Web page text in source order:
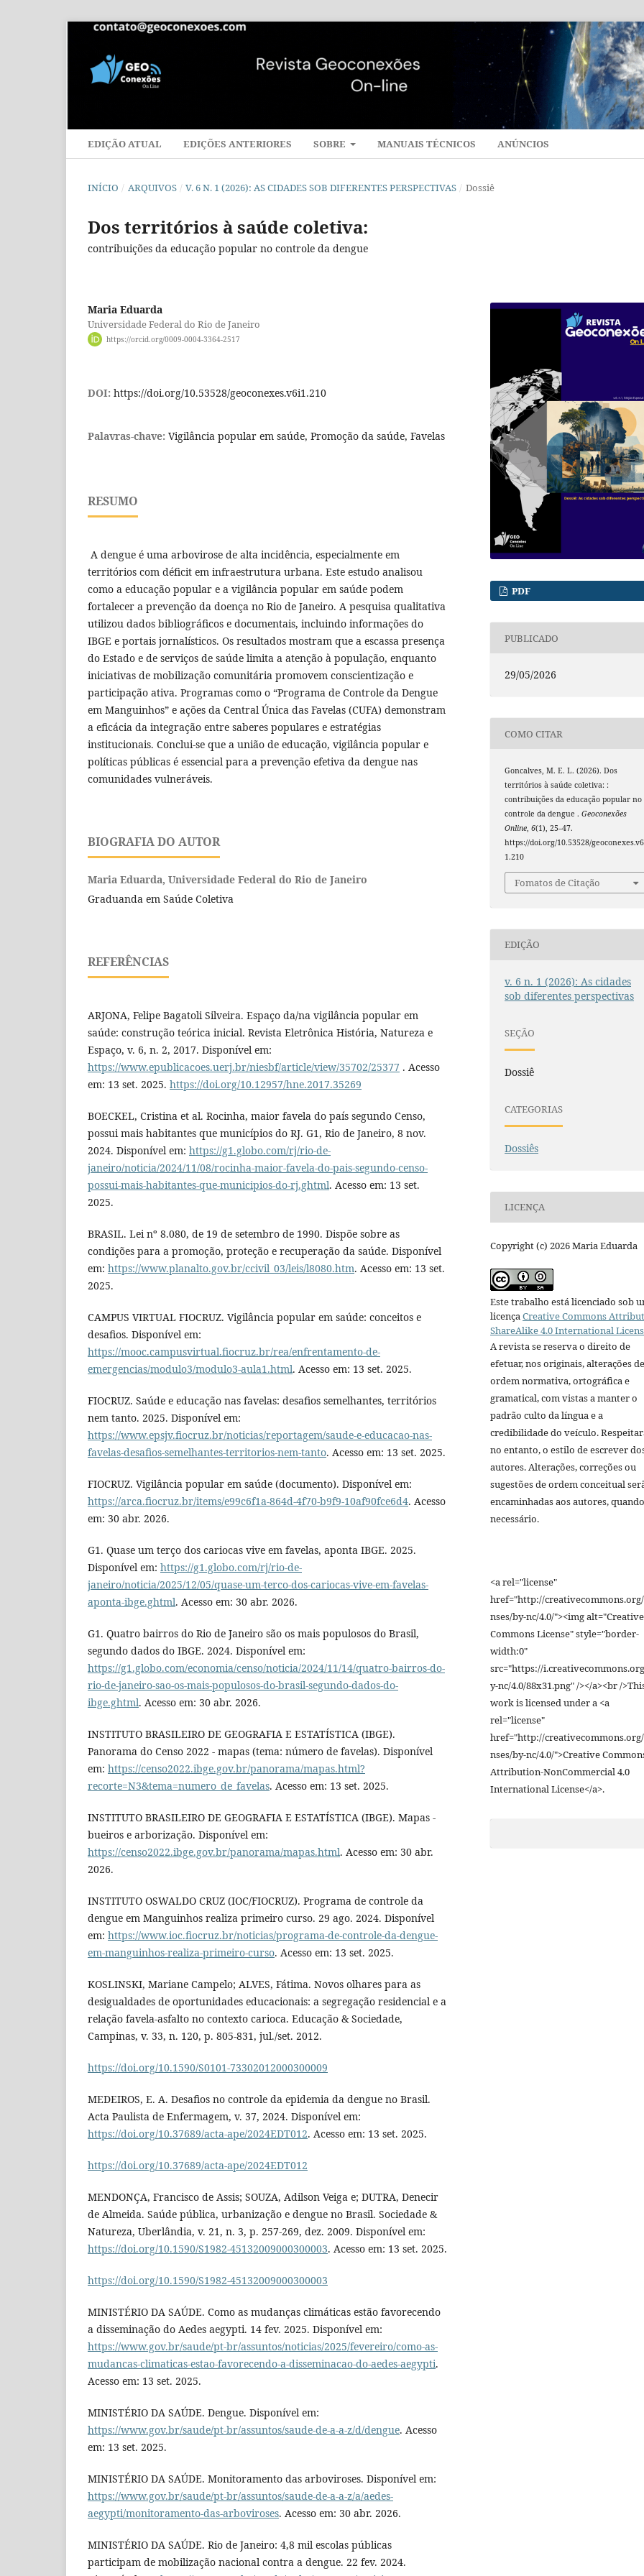
EDIÇÃO ATUAL EDIÇÕES ANTERIORES SOBRE MANUAIS TÉCNICOS ANÚNCIOS
INÍCIO / ARQUIVOS / V. 6 N. 1 (2026): AS CIDADES SOB DIFERENTES PERSPECTIVAS / Dossiê
Dos territórios à saúde coletiva:
contribuições da educação popular no controle da dengue
Maria Eduarda
Universidade Federal do Rio de Janeiro
https://orcid.org/0009-0004-3364-2517
DOI: https://doi.org/10.53528/geoconexes.v6i1.210
Palavras-chave: Vigilância popular em saúde, Promoção da saúde, Favelas
RESUMO
A dengue é uma arbovirose de alta incidência, especialmente em
territórios com déficit em infraestrutura urbana. Este estudo analisou
como a educação popular e a vigilância popular em saúde podem
fortalecer a prevenção da doença no Rio de Janeiro. A pesquisa qualitativa
utilizou dados bibliográficos e documentais, incluindo informações do
IBGE e portais jornalísticos. Os resultados mostram que a escassa presença
do Estado e de serviços de saúde limita a atenção à população, enquanto
iniciativas de mobilização comunitária promovem conscientização e
participação ativa. Programas como o “Programa de Controle da Dengue
em Manguinhos” e ações da Central Única das Favelas (CUFA) demonstram
a eficácia da integração entre saberes populares e estratégias
institucionais. Conclui-se que a união de educação, vigilância popular e
políticas públicas é essencial para a prevenção efetiva da dengue nas
comunidades vulneráveis.
BIOGRAFIA DO AUTOR
Maria Eduarda, Universidade Federal do Rio de Janeiro
Graduanda em Saúde Coletiva
REFERÊNCIAS
ARJONA, Felipe Bagatoli Silveira. Espaço da/na vigilância popular em
saúde: construção teórica inicial. Revista Eletrônica História, Natureza e
Espaço, v. 6, n. 2, 2017. Disponível em:
https://www.epublicacoes.uerj.br/niesbf/article/view/35702/25377 . Acesso
em: 13 set. 2025. https://doi.org/10.12957/hne.2017.35269
BOECKEL, Cristina et al. Rocinha, maior favela do país segundo Censo,
possui mais habitantes que municípios do RJ. G1, Rio de Janeiro, 8 nov.
2024. Disponível em: https://g1.globo.com/rj/rio-de-
janeiro/noticia/2024/11/08/rocinha-maior-favela-do-pais-segundo-censo-
possui-mais-habitantes-que-municipios-do-rj.ghtml. Acesso em: 13 set.
2025.
BRASIL. Lei nº 8.080, de 19 de setembro de 1990. Dispõe sobre as
condições para a promoção, proteção e recuperação da saúde. Disponível
em: https://www.planalto.gov.br/ccivil_03/leis/l8080.htm. Acesso em: 13 set.
2025.
CAMPUS VIRTUAL FIOCRUZ. Vigilância popular em saúde: conceitos e
desafios. Disponível em:
https://mooc.campusvirtual.fiocruz.br/rea/enfrentamento-de-
emergencias/modulo3/modulo3-aula1.html. Acesso em: 13 set. 2025.
FIOCRUZ. Saúde e educação nas favelas: desafios semelhantes, territórios
nem tanto. 2025. Disponível em:
https://www.epsjv.fiocruz.br/noticias/reportagem/saude-e-educacao-nas-
favelas-desafios-semelhantes-territorios-nem-tanto. Acesso em: 13 set. 2025.
FIOCRUZ. Vigilância popular em saúde (documento). Disponível em:
https://arca.fiocruz.br/items/e99c6f1a-864d-4f70-b9f9-10af90fce6d4. Acesso
em: 30 abr. 2026.
G1. Quase um terço dos cariocas vive em favelas, aponta IBGE. 2025.
Disponível em: https://g1.globo.com/rj/rio-de-
janeiro/noticia/2025/12/05/quase-um-terco-dos-cariocas-vive-em-favelas-
aponta-ibge.ghtml. Acesso em: 30 abr. 2026.
G1. Quatro bairros do Rio de Janeiro são os mais populosos do Brasil,
segundo dados do IBGE. 2024. Disponível em:
https://g1.globo.com/economia/censo/noticia/2024/11/14/quatro-bairros-do-
rio-de-janeiro-sao-os-mais-populosos-do-brasil-segundo-dados-do-
ibge.ghtml. Acesso em: 30 abr. 2026.
INSTITUTO BRASILEIRO DE GEOGRAFIA E ESTATÍSTICA (IBGE).
Panorama do Censo 2022 - mapas (tema: número de favelas). Disponível
em: https://censo2022.ibge.gov.br/panorama/mapas.html?
recorte=N3&tema=numero_de_favelas. Acesso em: 13 set. 2025.
INSTITUTO BRASILEIRO DE GEOGRAFIA E ESTATÍSTICA (IBGE). Mapas -
bueiros e arborização. Disponível em:
https://censo2022.ibge.gov.br/panorama/mapas.html. Acesso em: 30 abr.
2026.
INSTITUTO OSWALDO CRUZ (IOC/FIOCRUZ). Programa de controle da
dengue em Manguinhos realiza primeiro curso. 29 ago. 2024. Disponível
em: https://www.ioc.fiocruz.br/noticias/programa-de-controle-da-dengue-
em-manguinhos-realiza-primeiro-curso. Acesso em: 13 set. 2025.
KOSLINSKI, Mariane Campelo; ALVES, Fátima. Novos olhares para as
desigualdades de oportunidades educacionais: a segregação residencial e a
relação favela-asfalto no contexto carioca. Educação & Sociedade,
Campinas, v. 33, n. 120, p. 805-831, jul./set. 2012.
https://doi.org/10.1590/S0101-73302012000300009
MEDEIROS, E. A. Desafios no controle da epidemia da dengue no Brasil.
Acta Paulista de Enfermagem, v. 37, 2024. Disponível em:
https://doi.org/10.37689/acta-ape/2024EDT012. Acesso em: 13 set. 2025.
https://doi.org/10.37689/acta-ape/2024EDT012
MENDONÇA, Francisco de Assis; SOUZA, Adilson Veiga e; DUTRA, Denecir
de Almeida. Saúde pública, urbanização e dengue no Brasil. Sociedade &
Natureza, Uberlândia, v. 21, n. 3, p. 257-269, dez. 2009. Disponível em:
https://doi.org/10.1590/S1982-45132009000300003. Acesso em: 13 set. 2025.
https://doi.org/10.1590/S1982-45132009000300003
MINISTÉRIO DA SAÚDE. Como as mudanças climáticas estão favorecendo
a disseminação do Aedes aegypti. 14 fev. 2025. Disponível em:
https://www.gov.br/saude/pt-br/assuntos/noticias/2025/fevereiro/como-as-
mudancas-climaticas-estao-favorecendo-a-disseminacao-do-aedes-aegypti.
Acesso em: 13 set. 2025.
MINISTÉRIO DA SAÚDE. Dengue. Disponível em:
https://www.gov.br/saude/pt-br/assuntos/saude-de-a-a-z/d/dengue. Acesso
em: 13 set. 2025.
MINISTÉRIO DA SAÚDE. Monitoramento das arboviroses. Disponível em:
https://www.gov.br/saude/pt-br/assuntos/saude-de-a-a-z/a/aedes-
aegypti/monitoramento-das-arboviroses. Acesso em: 30 abr. 2026.
MINISTÉRIO DA SAÚDE. Rio de Janeiro: 4,8 mil escolas públicas
participam de mobilização nacional contra a dengue. 22 fev. 2024.
PDF
PUBLICADO
29/05/2026
COMO CITAR
Goncalves, M. E. L. (2026). Dos
territórios à saúde coletiva: :
contribuições da educação popular no
controle da dengue .Geoconexões
Online,6(1), 25–47.
https://doi.org/10.53528/
1.210
Fomatos de Citação
EDIÇÃO
v. 6 n. 1 (2026): As cidades
sob diferentes perspectivas
SEÇÃO
Dossiê
CATEGORIAS
Dossiês
LICENÇA
Copyright (c) 2026 Maria Eduarda
Este trabalho está licenciado sob
licençaCreative Commons
ShareAlike 4.0 International
A revista se reserva o direito de
efetuar, nos originais, alterações de
ordem normativa, ortográfica e
gramatical, com vistas a manter o
padrão culto da língua e a
credibilidade do veículo.
no entanto, o estilo de escrever
autores. Alterações, correções ou
sugestões de ordem conceitual
encaminhadas aos autores, quando
necessário.
<a rel="license"
href="http://
nses/by-nc/4.0/"><img alt="Creative
Commons License" style="border-
width:0"
src="https://
y-nc/4.0/88x31.png" /></a><br /
work is licensed under a <a
rel="license"
href="http://
nses/by-nc/4.0/">Creative
Attribution-NonCommercial 4.0
International License</a>.